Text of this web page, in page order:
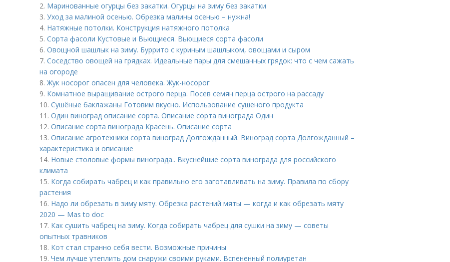
2. Маринованные огурцы без закатки. Огурцы на зиму без закатки
3. Уход за малиной осенью. Обрезка малины осенью – нужна!
4. Натяжные потолки. Конструкция натяжного потолка
5. Сорта фасоли Кустовые и Вьющиеся. Вьющиеся сорта фасоли
6. Овощной шашлык на зиму. Буррито с куриным шашлыком, овощами и сыром
7. Соседство овощей на грядках. Идеальные пары для смешанных грядок: что с чем сажать
на огороде
8.Жук носорог опасен для человека. Жук-носорог
9. Комнатное выращивание острого перца. Посев семян перца острого на рассаду
10. Сушёные баклажаны Готовим вкусно. Использование сушеного продукта
11. Один виноград описание сорта. Описание сорта винограда Один
12. Описание сорта винограда Красень. Описание сорта
13. Описание агротехники сорта виноград Долгожданный. Виноград сорта Долгожданный –
характеристика и описание
14. Новые столовые формы винограда.. Вкуснейшие сорта винограда для российского
климата
15. Когда собирать чабрец и как правильно его заготавливать на зиму. Правила по сбору
растения
16. Надо ли обрезать в зиму мяту. Обрезка растений мяты — когда и как обрезать мяту
2020 — Mas to doc
17. Как сушить чабрец на зиму. Когда собирать чабрец для сушки на зиму — советы
опытных травников
18. Кот стал странно себя вести. Возможные причины
19. Чем лучше утеплить дом снаружи своими руками. Вспененный полиуретан